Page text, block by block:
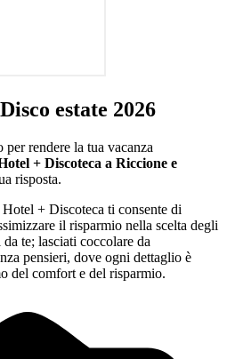
estate 2026
rendere la tua vacanza
+ Discoteca a Riccione e
risposta.
+ Discoteca ti consente di
il risparmio nella scelta degli
te; lasciati coccolare da
pensieri, dove ogni dettaglio è
del comfort e del risparmio.